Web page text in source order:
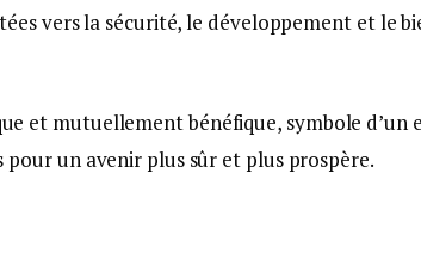
vers la sécurité, le développement et le
et mutuellement bénéfique, symbole d’un
pour un avenir plus sûr et plus prospère.